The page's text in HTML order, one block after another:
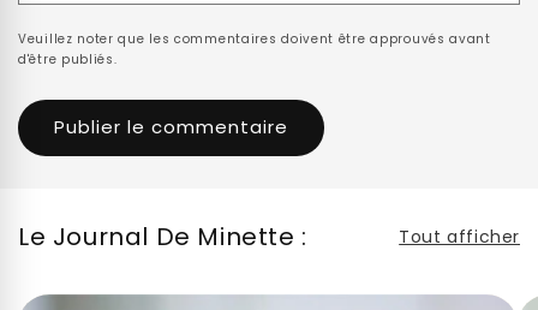
Veuillez noter que les commentaires doivent être approuvés avant
d'être publiés.
Le Journal De Minette : Tout afficher